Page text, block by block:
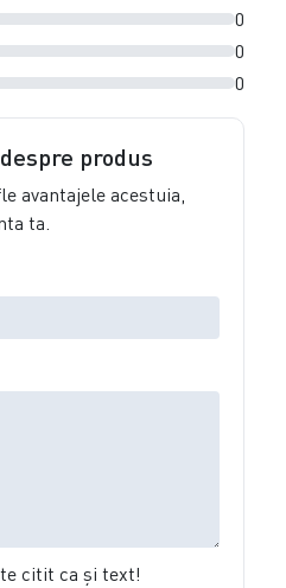
0
0
0
produs
avantajele acestuia,
ta.
citit ca şi text!